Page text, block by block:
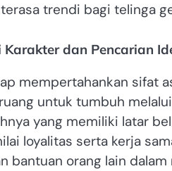
trendi bagi telinga
dan Pencarian
mempertahankan sifat
untuk tumbuh
yang memiliki latar
loyalitas serta kerja
bantuan orang lain